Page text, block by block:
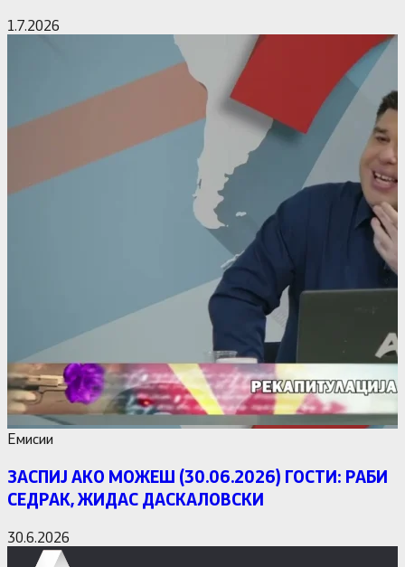
1.7.2026
Емисии
ЗАСПИЈ АКО МОЖЕШ (30.06.2026) ГОСТИ: РАБИ
СЕДРАК, ЖИДАС ДАСКАЛОВСКИ
30.6.2026